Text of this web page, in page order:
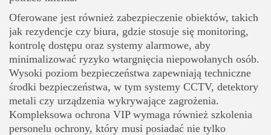
Oferowane jest również zabezpieczenie obiektów, takich
jak rezydencje czy biura, gdzie stosuje się monitoring,
kontrolę dostępu oraz systemy alarmowe, aby
minimalizować ryzyko wtargnięcia niepowołanych osób.
Wysoki poziom bezpieczeństwa zapewniają techniczne
środki bezpieczeństwa, w tym systemy CCTV, detektory
metali czy urządzenia wykrywające zagrożenia.
Kompleksowa ochrona VIP wymaga również szkolenia
personelu ochrony, który musi posiadać nie tylko